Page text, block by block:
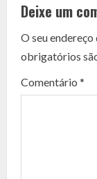
n
t
i
Deixe um
O seu
obrigatórios
Comentário *